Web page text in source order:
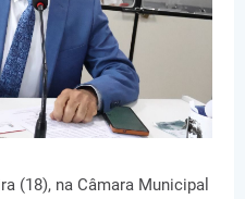
(18), na Câmara Municipal